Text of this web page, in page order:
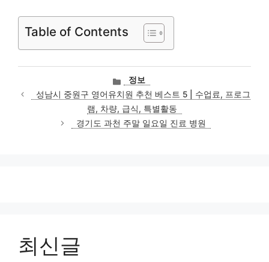
Table of Contents
카
테
고
리
정보
성남시 중원구 영어유치원 추천 베스트 5 | 수업료, 프로그
램, 차량, 급식, 특별활동
경기도 과천 주말 일요일 진료 병원
최신글